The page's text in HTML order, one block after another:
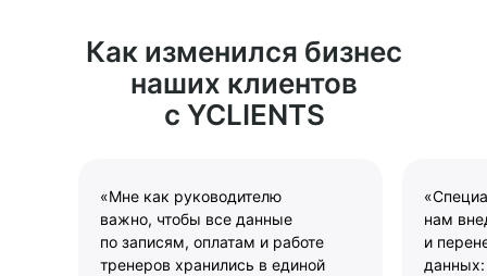
Как изменился бизнес
наших клиентов
с YCLIENTS
нам
и
данных:
«Мне как руководителю
важно, чтобы все данные
по записям, оплатам и работе
тренеров хранились в единой